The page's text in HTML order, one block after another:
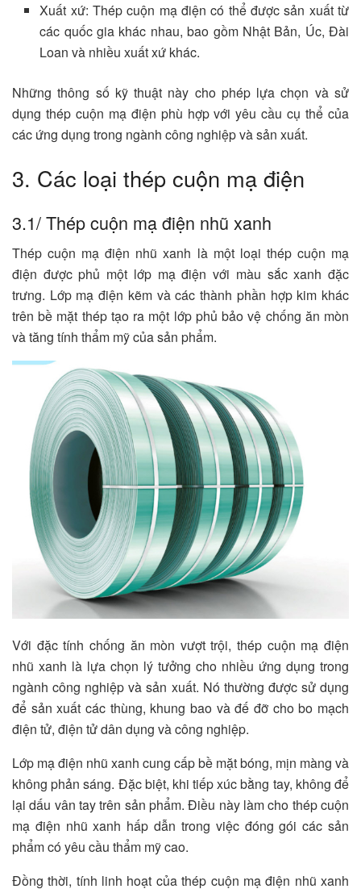
Xuất xứ: Thép cuộn mạ điện có thể được sản xuất từ
các quốc gia khác nhau, bao gồm Nhật Bản, Úc, Đài
Loan và nhiều xuất xứ khác.
Những thông số kỹ thuật này cho phép lựa chọn và sử
dụng thép cuộn mạ điện phù hợp với yêu cầu cụ thể của
các ứng dụng trong ngành công nghiệp và sản xuất.
3. Các loại thép cuộn mạ điện
3.1/ Thép cuộn mạ điện nhũ xanh
Thép cuộn mạ điện nhũ xanh là một loại thép cuộn mạ
điện được phủ một lớp mạ điện với màu sắc xanh đặc
trưng. Lớp mạ điện kẽm và các thành phần hợp kim khác
trên bề mặt thép tạo ra một lớp phủ bảo vệ chống ăn mòn
và tăng tính thẩm mỹ của sản phẩm.
Với đặc tính chống ăn mòn vượt trội, thép cuộn mạ điện
nhũ xanh là lựa chọn lý tưởng cho nhiều ứng dụng trong
ngành công nghiệp và sản xuất. Nó thường được sử dụng
để sản xuất các thùng, khung bao và đế đỡ cho bo mạch
điện tử, điện tử dân dụng và công nghiệp.
Lớp mạ điện nhũ xanh cung cấp bề mặt bóng, mịn màng và
không phản sáng. Đặc biệt, khi tiếp xúc bằng tay, không để
lại dấu vân tay trên sản phẩm. Điều này làm cho thép cuộn
mạ điện nhũ xanh hấp dẫn trong việc đóng gói các sản
phẩm có yêu cầu thẩm mỹ cao.
Đồng thời, tính linh hoạt của thép cuộn mạ điện nhũ xanh